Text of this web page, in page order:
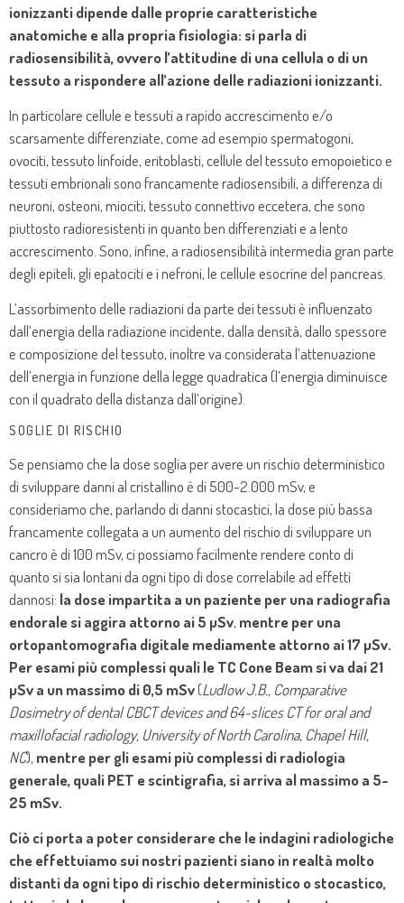
ionizzanti dipende dalle proprie caratteristiche
anatomiche e alla propria fisiologia: si parla di
radiosensibilità, ovvero l’attitudine di una cellula o di un
tessuto a rispondere all’azione delle radiazioni ionizzanti.
In particolare cellule e tessuti a rapido accrescimento e/o
scarsamente differenziate, come ad esempio spermatogoni,
ovociti, tessuto linfoide, eritoblasti, cellule del tessuto emopoietico e
tessuti embrionali sono francamente radiosensibili, a differenza di
neuroni, osteoni, miociti, tessuto connettivo eccetera, che sono
piuttosto radioresistenti in quanto ben differenziati e a lento
accrescimento. Sono, infine, a radiosensibilità intermedia gran parte
degli epiteli, gli epatociti e i nefroni, le cellule esocrine del pancreas.
L’assorbimento delle radiazioni da parte dei tessuti è influenzato
dall’energia della radiazione incidente, dalla densità, dallo spessore
e composizione del tessuto, inoltre va considerata l’attenuazione
dell’energia in funzione della legge quadratica (l’energia diminuisce
con il quadrato della distanza dall’origine).
SOGLIE DI RISCHIO
Se pensiamo che la dose soglia per avere un rischio deterministico
di sviluppare danni al cristallino è di 500-2.000 mSv, e
consideriamo che, parlando di danni stocastici, la dose più bassa
francamente collegata a un aumento del rischio di sviluppare un
cancro è di 100 mSv, ci possiamo facilmente rendere conto di
quanto si sia lontani da ogni tipo di dose correlabile ad effetti
dannosi: la dose impartita a un paziente per una radiografia
endorale si aggira attorno ai 5 µSv, mentre per una
ortopantomografia digitale mediamente attorno ai 17 µSv.
Per esami più complessi quali le TC Cone Beam si va dai 21
µSv a un massimo di 0,5 mSv(Ludlow J.B., Comparative
Dosimetry of dental CBCT devices and 64-slices CT for oral and
maxillofacial radiology, University of North Carolina, Chapel Hill,
NC), mentre per gli esami più complessi di radiologia
generale, quali PET e scintigrafia, si arriva al massimo a 5-
25 mSv.
Ciò ci porta a poter considerare che le indagini radiologiche
che effettuiamo sui nostri pazienti siano in realtà molto
distanti da ogni tipo di rischio deterministico o stocastico,